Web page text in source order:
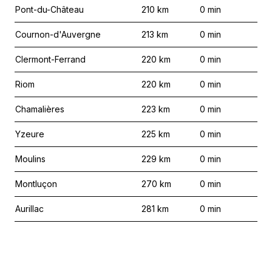
Pont-du-Château 210 km 0 min
Cournon-d'Auvergne 213 km 0 min
Clermont-Ferrand 220 km 0 min
Riom 220 km 0 min
Chamalières 223 km 0 min
Yzeure 225 km 0 min
Moulins 229 km 0 min
Montluçon 270 km 0 min
Aurillac 281 km 0 min